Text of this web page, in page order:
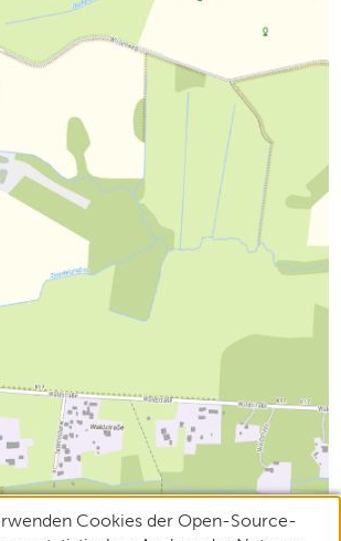
Cookies der Open-Source-